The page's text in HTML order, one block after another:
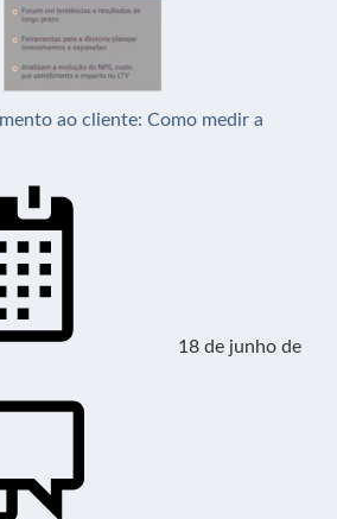
ao cliente: Como medir a
18 de junho de